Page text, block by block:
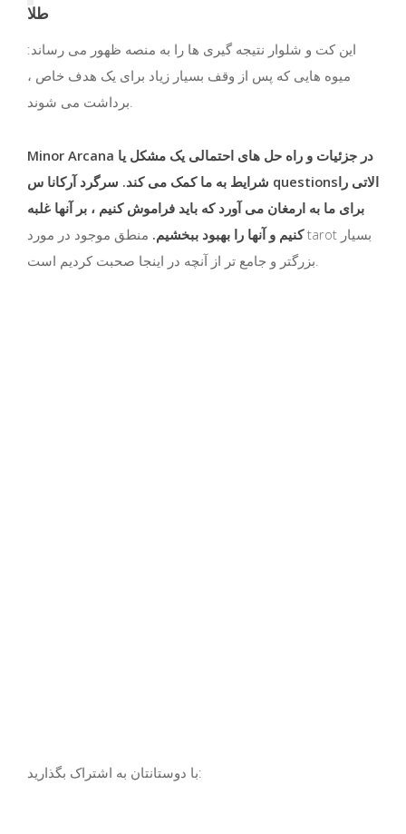
طلا
این کت و شلوار نتیجه گیری ها را به منصه ظهور می رساند:
میوه هایی که پس از وقف بسیار زیاد برای یک هدف خاص ،
برداشت می شوند.
Minor Arcana در جزئیات و راه حل های احتمالی یک مشکل یا
شرایط به ما کمک می کند. سرگرد آرکانا س questionsالاتی را
برای ما به ارمغان می آورد که باید فراموش کنیم ، بر آنها غلبه
کنیم و آنها را بهبود ببخشیم. منطق موجود در مورد tarot بسیار
با دوستانتان به اشتراک بگذارید: